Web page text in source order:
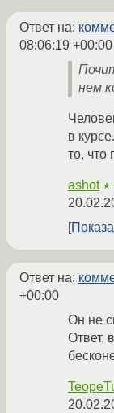
Ответ на:
08:06:19 +00:00
нем
в
то, что
ashot
Ответ на:
+00:00
Он не
Ответ,